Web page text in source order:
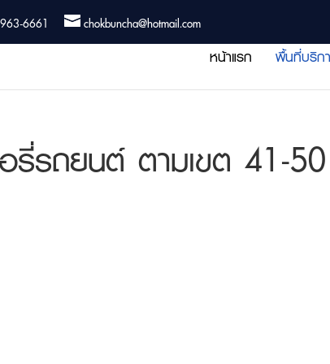
6661 chokbuncha@hotmail.com
หน้าแรก พื้นที่บริก
รี่รถยนต์ ตามเขต 41-50